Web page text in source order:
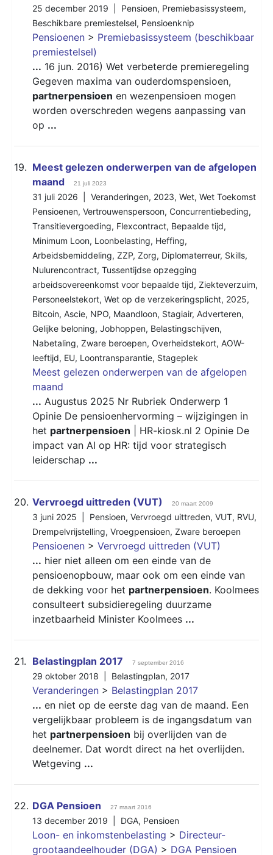
25 december 2019 | Pensioen, Premiebasissysteem,
Beschikbare premiestelsel, Pensioenknip
Pensioenen > Premiebasissysteem (beschikbaar
premiestelsel)
... 16 jun. 2016) Wet verbeterde premieregeling
Gegeven maxima van ouderdomspensioen,
partnerpensioen en wezenpensioen mogen
worden overschreden wegens aanpassing van
op ...
19. Meest gelezen onderwerpen van de afgelopen
maand
21 juli 2023
31 juli 2026 | Veranderingen, 2023, Wet, Wet Toekomst
Pensioenen, Vertrouwenspersoon, Concurrentiebeding,
Transitievergoeding, Flexcontract, Bepaalde tijd,
Minimum Loon, Loonbelasting, Heffing,
Arbeidsbemiddeling, ZZP, Zorg, Diplomaterreur, Skills,
Nulurencontract, Tussentijdse opzegging
arbeidsovereenkomst voor bepaalde tijd, Ziekteverzuim,
Personeelstekort, Wet op de verzekeringsplicht, 2025,
Bitcoin, Ascie, NPO, Maandloon, Stagiair, Adverteren,
Gelijke beloning, Jobhoppen, Belastingschijven,
Nabetaling, Zware beroepen, Overheidstekort, AOW-
leeftijd, EU, Loontransparantie, Stageplek
Meest gelezen onderwerpen van de afgelopen
maand
... Augustus 2025 Nr Rubriek Onderwerp 1
Opinie De pensioenhervorming – wijzigingen in
het partnerpensioen | HR-kiosk.nl 2 Opinie De
impact van AI op HR: tijd voor strategisch
leiderschap ...
20. Vervroegd uittreden (VUT) 20 maart 2009
3 juni 2025 | Pensioen, Vervroegd uittreden, VUT, RVU,
Drempelvrijstelling, Vroegpensioen, Zware beroepen
Pensioenen > Vervroegd uittreden (VUT)
... hier niet alleen om een einde van de
pensioenopbouw, maar ook om een einde van
de dekking voor het partnerpensioen. Koolmees
consulteert subsidieregeling duurzame
inzetbaarheid Minister Koolmees ...
21. Belastingplan 2017 7 september 2016
29 oktober 2018 | Belastingplan, 2017
Veranderingen > Belastingplan 2017
... en niet op de eerste dag van de maand. Een
vergelijkbaar probleem is de ingangsdatum van
het partnerpensioen bij overlijden van de
deelnemer. Dat wordt direct na het overlijden.
Wetgeving ...
22. DGA Pensioen 27 maart 2016
13 december 2019 | DGA, Pensioen
Loon- en inkomstenbelasting > Directeur-
grootaandeelhouder (DGA) > DGA Pensioen